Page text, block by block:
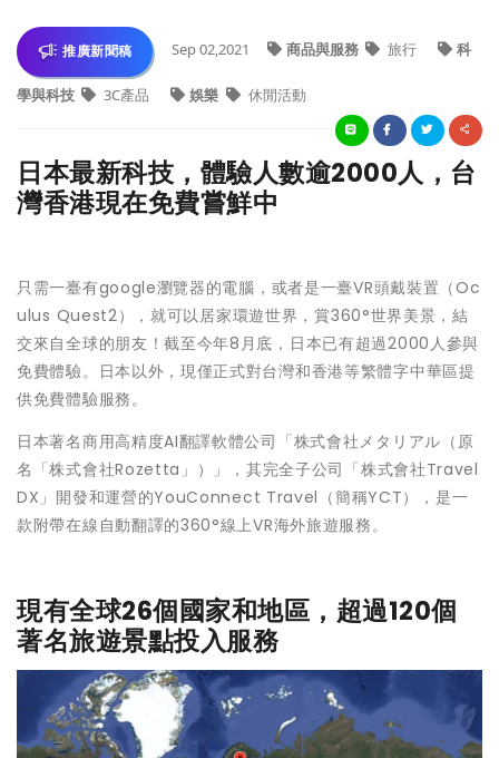
推廣新聞稿 Sep 02,2021 商品與服務 旅行 科
學與科技 3C產品 娛樂 休閒活動
日本最新科技，體驗人數逾2000人，台
灣香港現在免費嘗鮮中
只需一臺有google瀏覽器的電腦，或者是一臺VR頭戴裝置（Oc
ulus Quest2），就可以居家環遊世界，賞360°世界美景，結
交來自全球的朋友！截至今年8月底，日本已有超過2000人參與
免費體驗。日本以外，現僅正式對台灣和香港等繁體字中華區提
供免費體驗服務。
日本著名商用高精度AI翻譯軟體公司「株式會社メタリアル（原
名「株式會社Rozetta」）」，其完全子公司「株式會社Travel
DX」開發和運營的YouConnect Travel（簡稱YCT），是一
款附帶在線自動翻譯的360°線上VR海外旅遊服務。
現有全球26個國家和地區，超過120個
著名旅遊景點投入服務